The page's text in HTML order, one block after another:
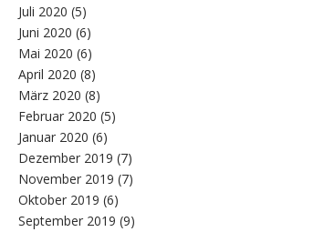
Juli 2020 (5)
Juni 2020 (6)
Mai 2020 (6)
April 2020 (8)
März 2020 (8)
Februar 2020 (5)
Januar 2020 (6)
Dezember 2019 (7)
November 2019 (7)
Oktober 2019 (6)
September 2019 (9)